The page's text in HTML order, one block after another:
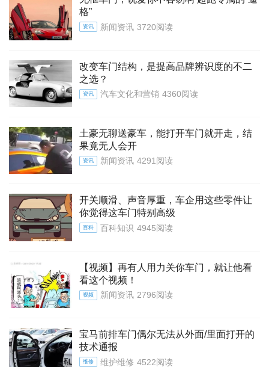
格”
资讯 新闻资讯 3720阅读
改变车门结构，是提高品牌辨识度的不二
之选？
资讯 汽车文化和营销 4360阅读
土豪无聊送豪车，能打开车门就开走，结
果竟无人会开
资讯 新闻资讯 4291阅读
开关顺滑、声音厚重，车企用这些零件让
你觉得这车门特别高级
百科 百科知识 4945阅读
【视频】再有人用力关你车门，就让他看
看这个视频！
视频 新闻资讯 2796阅读
宝马前排车门偶尔无法从外面/里面打开的
技术通报
维修 维护维修 4522阅读